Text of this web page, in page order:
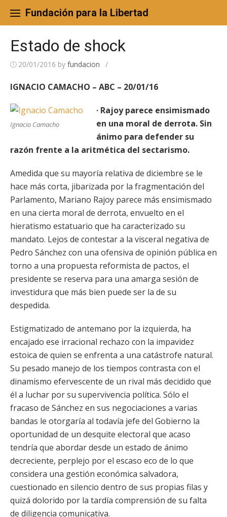
content
Fundación para la Libertad
Estado de shock
20/01/2016 by fundacion /
IGNACIO CAMACHO – ABC – 20/01/16
Ignacio Camacho
· Rajoy parece ensimismado
en una moral de derrota. Sin
ánimo para defender su
razón frente a la aritmética del sectarismo.
Amedida que su mayoría relativa de diciembre se le
hace más corta, jibarizada por la fragmentación del
Parlamento, Mariano Rajoy parece más ensimismado
en una cierta moral de derrota, envuelto en el
hieratismo estatuario que ha caracterizado su
mandato. Lejos de contestar a la visceral negativa de
Pedro Sánchez con una ofensiva de opinión pública en
torno a una propuesta reformista de pactos, el
presidente se reserva para una amarga sesión de
investidura que más bien puede ser la de su
despedida.
Estigmatizado de antemano por la izquierda, ha
encajado ese irracional rechazo con la impavidez
estoica de quien se enfrenta a una catástrofe natural.
Su pesado manejo de los tiempos contrasta con el
dinamismo efervescente de un rival más decidido que
él a luchar por su supervivencia política. Sólo el
fracaso de Sánchez en sus negociaciones a varias
bandas le otorgaría al todavía jefe del Gobierno la
oportunidad de un desquite electoral que acaso
tendría que abordar desde un estado de ánimo
decreciente, perplejo por el escaso eco de lo que
considera una gestión económica salvadora,
cuestionado en silencio dentro de sus propias filas y
quizá dolorido por la tardía comprensión de su falta
de diligencia comunicativa.